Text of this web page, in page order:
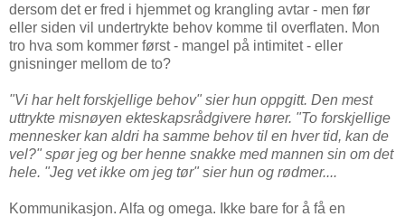
dersom det er fred i hjemmet og krangling avtar - men før
eller siden vil undertrykte behov komme til overflaten. Mon
tro hva som kommer først - mangel på intimitet - eller
gnisninger mellom de to?
"Vi har helt forskjellige behov" sier hun oppgitt. Den mest
uttrykte misnøyen ekteskapsrådgivere hører. "To forskjellige
mennesker kan aldri ha samme behov til en hver tid, kan de
vel?" spør jeg og ber henne snakke med mannen sin om det
hele. "Jeg vet ikke om jeg tør" sier hun og rødmer....
Kommunikasjon. Alfa og omega. Ikke bare for å få en